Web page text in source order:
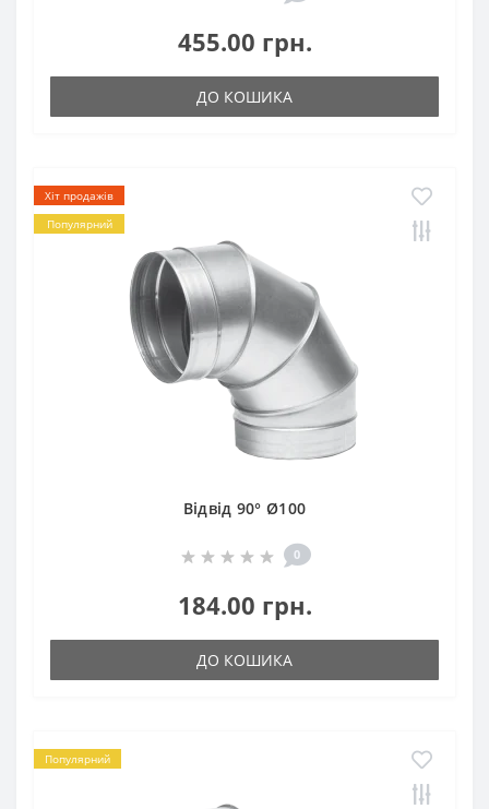
455.00 грн.
ДО КОШИКА
Хіт продажів
Популярний
Відвід 90° Ø100
0
184.00 грн.
ДО КОШИКА
Популярний